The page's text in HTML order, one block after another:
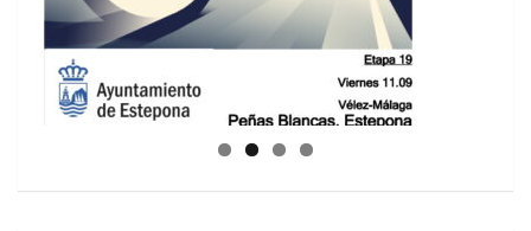
GUIA DE INSTALACIONES DEPORTIVAS